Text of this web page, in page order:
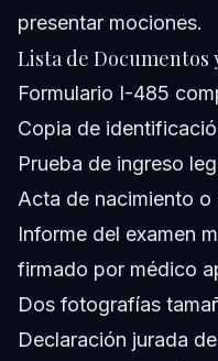
presentar mociones.
Lista de Documentos
Formulario I-485
Copia de
Prueba de ingreso
Acta de nacimiento o
Informe del examen
firmado por médico
Dos fotografías
Declaración jurada